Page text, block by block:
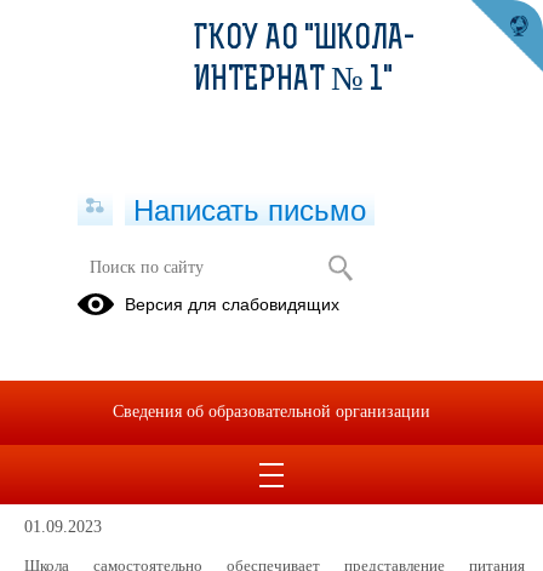
Питание
01.09.2023
Школа самостоятельно обеспечивает представление питания
ГКОУ АО "ШКОЛА-
ИНТЕРНАТ № 1"
Написать письмо
Версия для слабовидящих
Сведения об образовательной организации